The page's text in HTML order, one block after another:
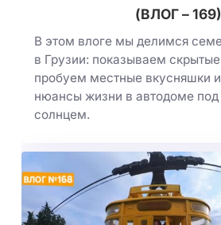
(ВЛОГ – 169)
В этом влоге мы делимся
в Грузии: показываем
пробуем местные вкусняшки
нюансы жизни в автодоме под
солнцем.